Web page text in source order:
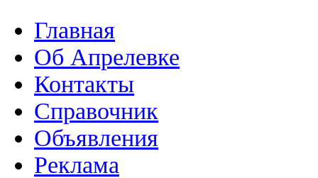
Главная
Об Апрелевке
Контакты
Справочник
Объявления
Реклама